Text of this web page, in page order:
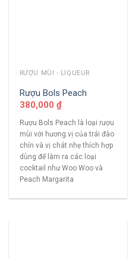
RƯỢU MÙI - LIQUEUR
Rượu Bols Peach
380,000 ₫
Rượu Bols Peach là loại rượu
mùi với hương vị của trái đào
chín và vị chát nhẹ thích hợp
dùng để làm ra các loại
cocktail như Woo Woo và
Peach Margarita